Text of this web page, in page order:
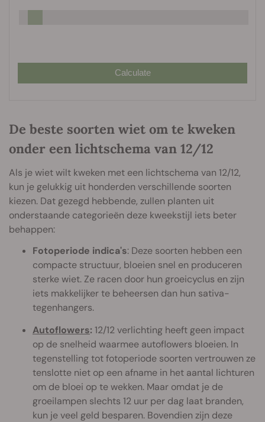
Calculate
De beste soorten wiet om te kweken
onder een lichtschema van 12/12
Als je wiet wilt kweken met een lichtschema van 12/12,
kun je gelukkig uit honderden verschillende soorten
kiezen. Dat gezegd hebbende, zullen planten uit
onderstaande categorieën deze kweekstijl iets beter
behappen:
Fotoperiode indica's: Deze soorten hebben een
compacte structuur, bloeien snel en produceren
sterke wiet. Ze racen door hun groeicyclus en zijn
iets makkelijker te beheersen dan hun sativa-
tegenhangers.
Autoflowers: 12/12 verlichting heeft geen impact
op de snelheid waarmee autoflowers bloeien. In
tegenstelling tot fotoperiode soorten vertrouwen ze
tenslotte niet op een afname in het aantal lichturen
om de bloei op te wekken. Maar omdat je de
groeilampen slechts 12 uur per dag laat branden,
kun je veel geld besparen. Bovendien zijn deze